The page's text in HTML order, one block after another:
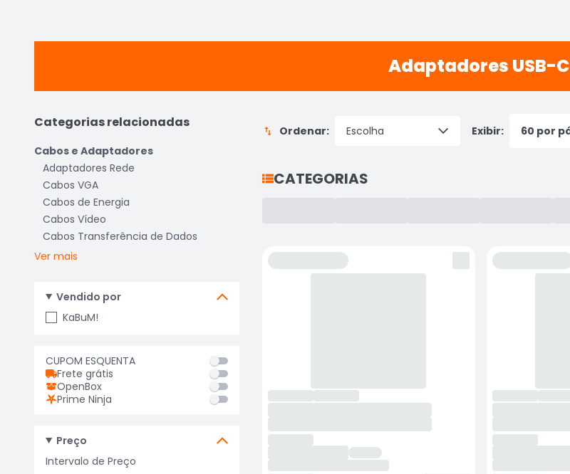
Adaptadores USB-C
Categorias relacionadas
Cabos e Adaptadores
Adaptadores Rede
Cabos VGA
Cabos de Energia
Cabos Vídeo
Cabos Transferência de Dados
Ver mais
Vendido por
KaBuM!
CUPOM ESQUENTA
Frete grátis
OpenBox
Prime Ninja
Preço
Intervalo de Preço
Ordenar: Exibir:
CATEGORIAS